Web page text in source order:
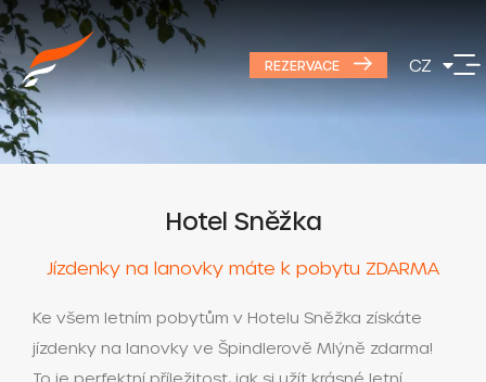
REZERVACE CZ
PL
Hotel Sněžka
Jízdenky na lanovky máte k pobytu ZDARMA
Ke všem letním pobytům v Hotelu Sněžka získáte
jízdenky na lanovky ve Špindlerově Mlýně zdarma!
To je perfektní příležitost, jak si užít krásné letní